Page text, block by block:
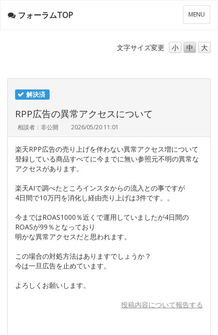
メ
ニ
ー
MENU
フォーラムTOP
文字サイズ変更 小 中 大
解決済
RPP広告の異常アクセスについて
相談者：非公開 2026/05/20 11:01
楽天RPP広告の売り上げを伴わない異常アクセス増について
登録している商品すべてに今までに無い参照元不明の異常な
アクセスがあります。
楽天AIで調べたところインスタからの流入との事ですが
4日間で10万円を消化し経由売り上げは3件です。。
今まではROAS1000％近くで運用していましたが4日間の
ROASが99％となっており
明かな異常アクセスだと思われます。
この場合の対処方法はありますでしょうか？
今は一旦広告を止めています。
よろしくお願いします。
投稿内容について報告する